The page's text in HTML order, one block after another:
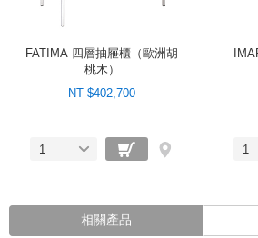
FATIMA 四層抽屜櫃（歐洲胡
桃木）
NT $402,700
1 1
相關產品